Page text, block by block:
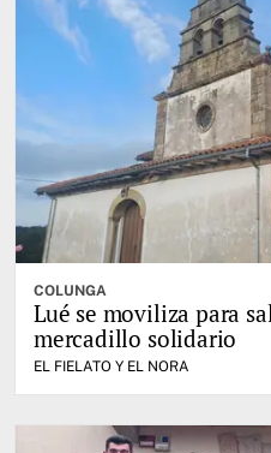
COLUNGA
Lué se moviliza para
mercadillo solidario
EL FIELATO Y EL NORA